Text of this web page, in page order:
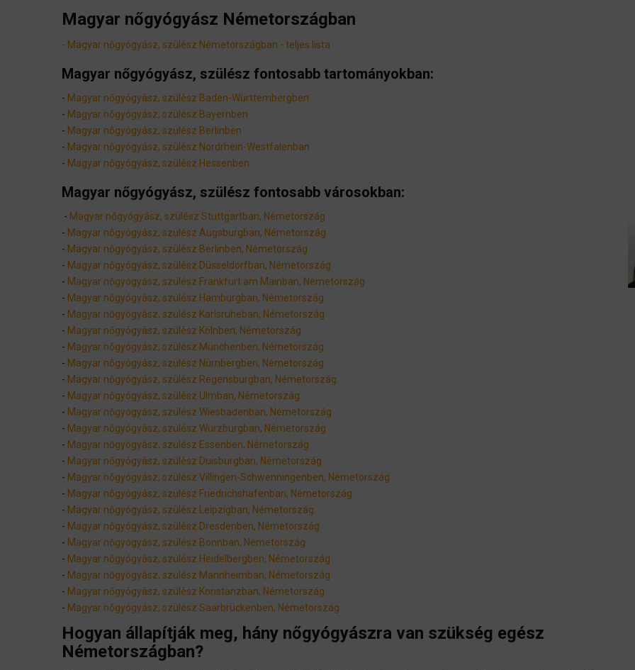
Magyar nőgyógyász Németországban
- Magyar nőgyógyász, szülész Németországban - teljes lista
Magyar nőgyógyász, szülész fontosabb tartományokban:
- Magyar nőgyógyász, szülész Baden-Württembergben
- Magyar nőgyógyász, szülész Bayernben
- Magyar nőgyógyász, szülész Berlinben
- Magyar nőgyógyász, szülész Nordrhein-Westfalenban
- Magyar nőgyógyász, szülész Hessenben
Magyar nőgyógyász, szülész fontosabb városokban:
- Magyar nőgyógyász, szülész Stuttgartban, Németország
- Magyar nőgyógyász, szülész Augsburgban, Németország
- Magyar nőgyógyász, szülész Berlinben, Németország
- Magyar nőgyógyász, szülész Düsseldorfban, Németország
- Magyar nőgyógyász, szülész Frankfurt am Mainban, Németország
- Magyar nőgyógyász, szülész Hamburgban, Németország
- Magyar nőgyógyász, szülész Karlsruheban, Németország
- Magyar nőgyógyász, szülész Kölnben, Németország
- Magyar nőgyógyász, szülész Münchenben, Németország
- Magyar nőgyógyász, szülész Nürnbergben, Németország
- Magyar nőgyógyász, szülész Regensburgban, Németország
- Magyar nőgyógyász, szülész Ulmban, Németország
- Magyar nőgyógyász, szülész Wiesbadenban, Németország
- Magyar nőgyógyász, szülész Würzburgban, Németország
- Magyar nőgyógyász, szülész Essenben, Németország
- Magyar nőgyógyász, szülész Duisburgban, Németország
- Magyar nőgyógyász, szülész Villingen-Schwenningenben, Németország
- Magyar nőgyógyász, szülész Friedrichshafenban, Németország
- Magyar nőgyógyász, szülész Leipzigban, Németország
- Magyar nőgyógyász, szülész Dresdenben, Németország
- Magyar nőgyógyász, szülész Bonnban, Németország
- Magyar nőgyógyász, szülész Heidelbergben, Németország
- Magyar nőgyógyász, szülész Mannheimban, Németország
- Magyar nőgyógyász, szülész Konstanzban, Németország
- Magyar nőgyógyász, szülész Saarbrückenben, Németország
Hogyan állapítják meg, hány nőgyógyászra van szükség egész
Németországban?